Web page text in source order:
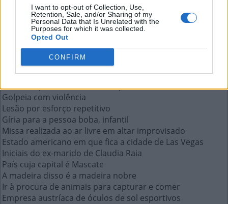
I want to opt-out of Collection, Use,
Retention, Sale, and/or Sharing of my
Personal Data that Is Unrelated with the
Purposes for which it was collected.
Opted Out
CONFIRM
Mais respostas deste quebra-cabeça:
Diz-se que nada faz isso do céu
Sigla para o termo aeronave remotamente pilotada
Parte superior de alguma coisa
Aquilo que tem um custo elevado
Pretérito perfeito verbo rir, 1ª p.s.
Golpeia com violência
Lesão por esforço repetitivo
Gíria para a pessoa boba, infantil
Missa realizada ao ar livre em altar improvisado
Estado americano em que fica a cidade de Las Vegas
Iniciais do ex-marido de Claudia Raia
País cuja capital é Mascate
A madeira disso é a madeira nobre
Ir à procura de animais para capturar e comer
Empresa austríaca de óculos de sol esportivos